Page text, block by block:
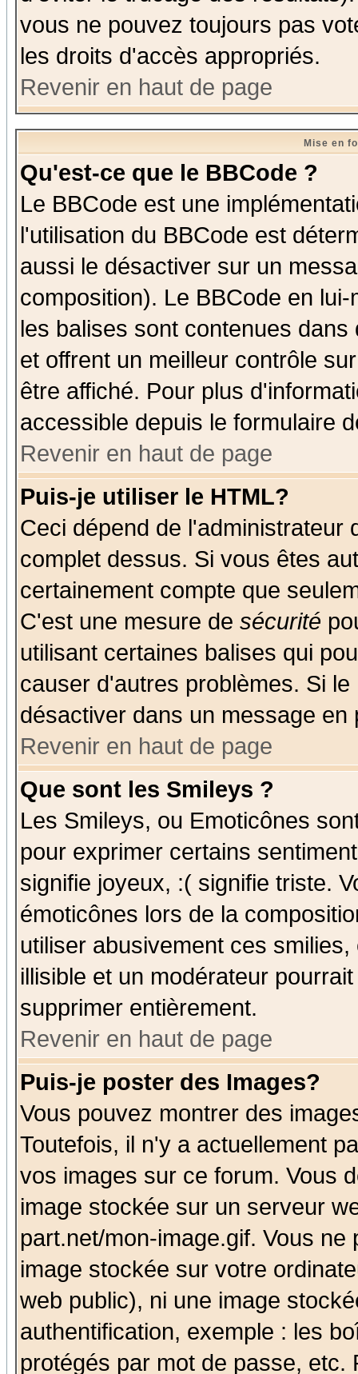
vous ne pouvez toujours pas
les droits d'accès appropriés.
Revenir en haut de page
Mise en
Qu'est-ce que le BBCode ?
Le BBCode est une
l'utilisation du BBCode est
aussi le désactiver sur un
composition). Le BBCode en
les balises sont contenues
et offrent un meilleur contrôle
être affiché. Pour plus
accessible depuis le formulaire
Revenir en haut de page
Puis-je utiliser le HTML?
Ceci dépend de l'administrateur
complet dessus. Si vous êtes
certainement compte que
C'est une mesure de sécurité
utilisant certaines balises qui
causer d'autres problèmes. Si
désactiver dans un message
Revenir en haut de page
Que sont les Smileys ?
Les Smileys, ou Emoticônes
pour exprimer certains
signifie joyeux, :( signifie triste.
émoticônes lors de la
utiliser abusivement ces
illisible et un modérateur
supprimer entièrement.
Revenir en haut de page
Puis-je poster des Images?
Vous pouvez montrer des
Toutefois, il n'y a actuellement
vos images sur ce forum. Vous
image stockée sur un serveur
part.net/mon-image.gif. Vous
image stockée sur votre
web public), ni une image
authentification, exemple : les
protégés par mot de passe,